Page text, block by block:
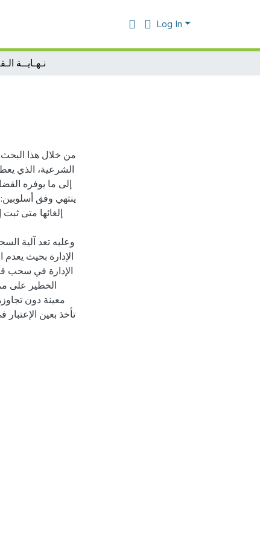
Log In
نـهـايــة
من خلال هذا
الشرعية، الذي
إلى ما يوفره
ينتهي وفق
إلغائها متى
وعليه تعد آلية
الإدارة بحيث
الإدارة في سحب
الخطير على
معينة دون
تأخذ بعين